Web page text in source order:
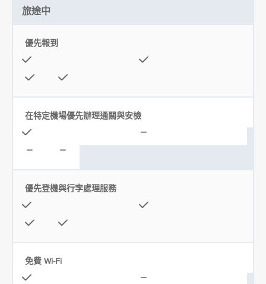
旅途中
優先報到
在特定機場優先辦理通關與安檢
優先登機與行李處理服務
免費 Wi-Fi